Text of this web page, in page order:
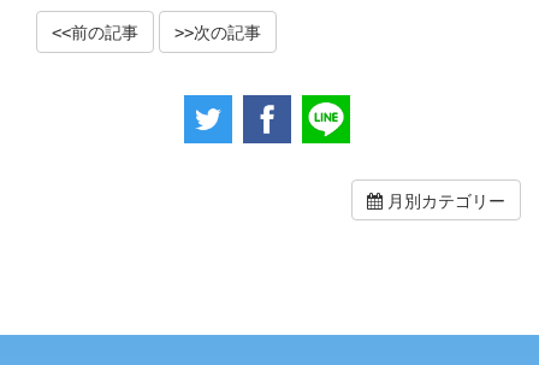
前の記事 次の記事
月別カテゴリー